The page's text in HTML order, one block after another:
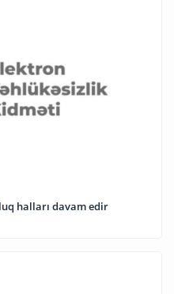
halları davam edir